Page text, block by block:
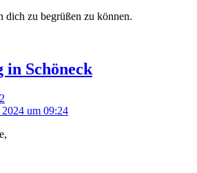
dich zu begrüßen zu können.
in Schöneck
um 09:24